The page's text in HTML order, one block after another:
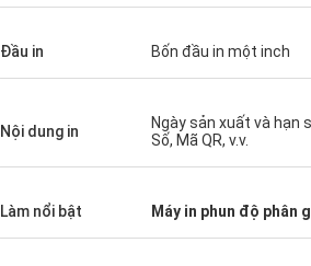
Đầu in Bốn đầu in một inch
Nội dung in
Ngày sản xuất và hạn
Số, Mã QR, v.v.
Làm nổi bật Máy in phun độ phân